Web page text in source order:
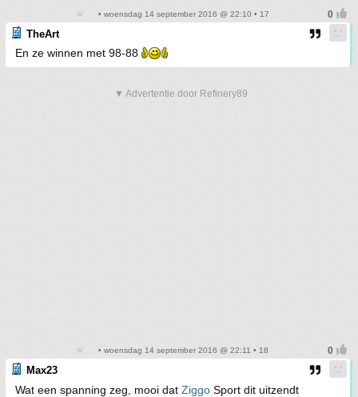
• woensdag 14 september 2016 @ 22:10 • 17
TheArt
En ze winnen met 98-88
▼ Advertentie door Refinery89
• woensdag 14 september 2016 @ 22:11 • 18
Max23
Wat een spanning zeg, mooi dat Ziggo Sport dit uitzendt